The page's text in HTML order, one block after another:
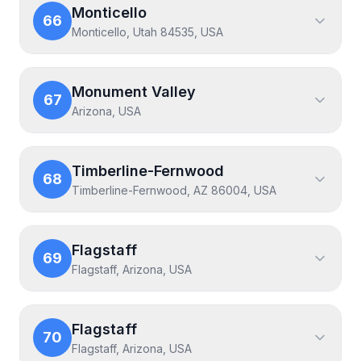
66 Monticello
Monticello, Utah 84535, USA
67 Monument Valley
Arizona, USA
68 Timberline-Fernwood
Timberline-Fernwood, AZ 86004, USA
69 Flagstaff
Flagstaff, Arizona, USA
70 Flagstaff
Flagstaff, Arizona, USA